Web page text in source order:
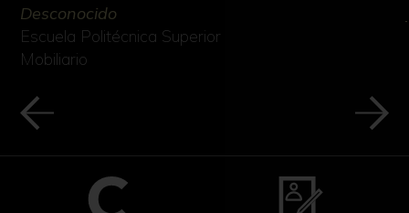
Desconocido
Escuela Politécnica Superior
Mobiliario